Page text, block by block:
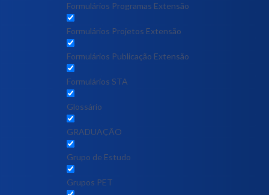
Formulários Programas Extensão
Formulários Projetos Extensão
Formulários Publicação Extensão
Formulários STA
Glossário
GRADUAÇÃO
Grupo de Estudo
Grupos PET